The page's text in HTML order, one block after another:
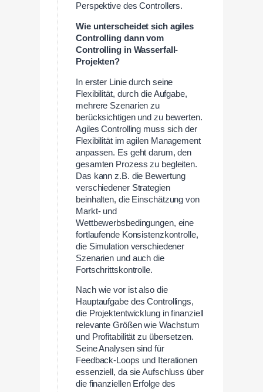
Perspektive des Controllers.
Wie unterscheidet sich agiles
Controlling dann vom
Controlling in Wasserfall-
Projekten?
In erster Linie durch seine
Flexibilität, durch die Aufgabe,
mehrere Szenarien zu
berücksichtigen und zu bewerten.
Agiles Controlling muss sich der
Flexibilität im agilen Management
anpassen. Es geht darum, den
gesamten Prozess zu begleiten.
Das kann z.B. die Bewertung
verschiedener Strategien
beinhalten, die Einschätzung von
Markt- und
Wettbewerbsbedingungen, eine
fortlaufende Konsistenzkontrolle,
die Simulation verschiedener
Szenarien und auch die
Fortschrittskontrolle.
Nach wie vor ist also die
Hauptaufgabe des Controllings,
die Projektentwicklung in finanziell
relevante Größen wie Wachstum
und Profitabilität zu übersetzen.
Seine Analysen sind für
Feedback-Loops und Iterationen
essenziell, da sie Aufschluss über
die finanziellen Erfolge des